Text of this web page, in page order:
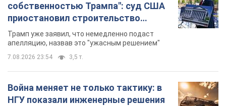
собственностью Трампа": суд США
приостановил строительство
бального зала стоимостью 400 млн
долларов
Трамп уже заявил, что немедленно подаст
апелляцию, назвав это "ужасным решением"
7.08.2026 23:54 3,5 т.
Война меняет не только тактику: в
НГУ показали инженерные решения